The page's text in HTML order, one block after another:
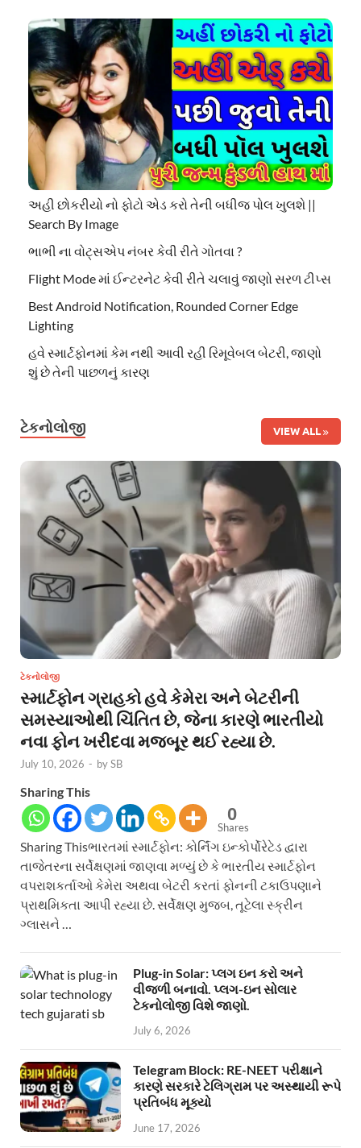
અહી છોકરીયો નો ફોટો એડ કરો તેની બધીજ પોલ ખુલશે ||
Search By Image
ભાભી ના વોટ્સએપ નંબર કેવી રીતે ગોતવા ?
Flight Mode માં ઈન્ટરનેટ કેવી રીતે ચલાવું જાણો સરળ ટીપ્સ
Best Android Notification, Rounded Corner Edge
Lighting
હવે સ્માર્ટફોનમાં કેમ નથી આવી રહી રિમૂવેબલ બેટરી, જાણો
શું છે તેની પાછળનું કારણ
ટેકનોલોજી VIEW ALL
ટેકનોલોજી
સ્માર્ટફોન ગ્રાહકો હવે કેમેરા અને બેટરીની
સમસ્યાઓથી ચિંતિત છે, જેના કારણે ભારતીયો
નવા ફોન ખરીદવા મજબૂર થઈ રહ્યા છે.
July 10, 2026 - bySB
Sharing This
0
Shares
Sharing Thisભારતમાં સ્માર્ટફોન: કોર્નિંગ ઇન્કોર્પોરેટેડ દ્વારા
તાજેતરના સર્વેક્ષણમાં જાણવા મળ્યું છે કે ભારતીય સ્માર્ટફોન
વપરાશકર્તાઓ કેમેરા અથવા બેટરી કરતાં ફોનની ટકાઉપણાને
પ્રાથમિકતા આપી રહ્યા છે. સર્વેક્ષણ મુજબ, તૂટેલા સ્ક્રીન
ગ્લાસને …
Plug-in Solar: પ્લગ ઇન કરો અને
વીજળી બનાવો. પ્લગ-ઇન સોલાર
ટેકનોલોજી વિશે જાણો.
July 6, 2026
Telegram Block: RE-NEET પરીક્ષાને
કારણે સરકારે ટેલિગ્રામ પર અસ્થાયી રૂપે
પ્રતિબંધ મૂક્યો
June 17, 2026